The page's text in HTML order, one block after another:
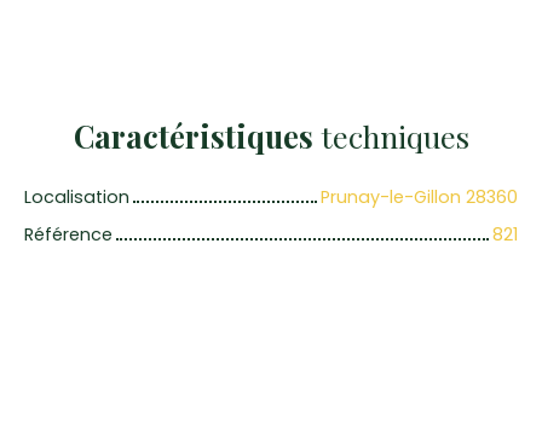
Caractéristiques techniques
Localisation
Prunay-le-Gillon 28360
Référence
821